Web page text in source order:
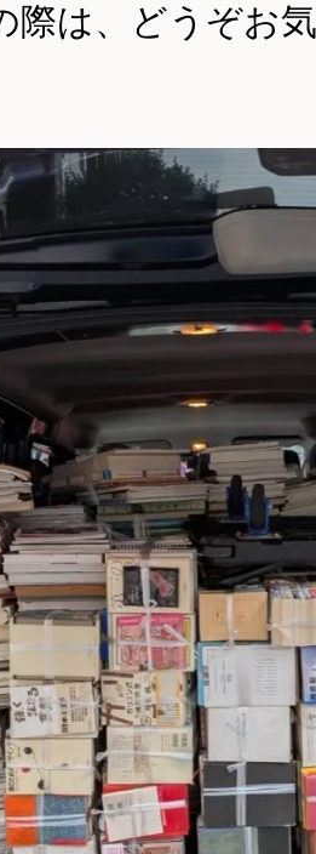
際は、どうぞお